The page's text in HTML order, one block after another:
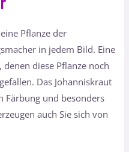
Pflanze der
in jedem Bild. Eine
diese Pflanze noch
Das Johanniskraut
Färbung und besonders
auch Sie sich von